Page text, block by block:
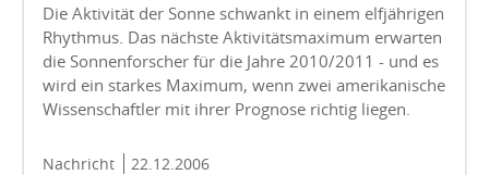
Die Aktivität der Sonne schwankt in einem elfjährigen
Rhythmus. Das nächste Aktivitätsmaximum erwarten
die Sonnenforscher für die Jahre 2010/2011 - und es
wird ein starkes Maximum, wenn zwei amerikanische
Wissenschaftler mit ihrer Prognose richtig liegen.
Nachricht 22.12.2006